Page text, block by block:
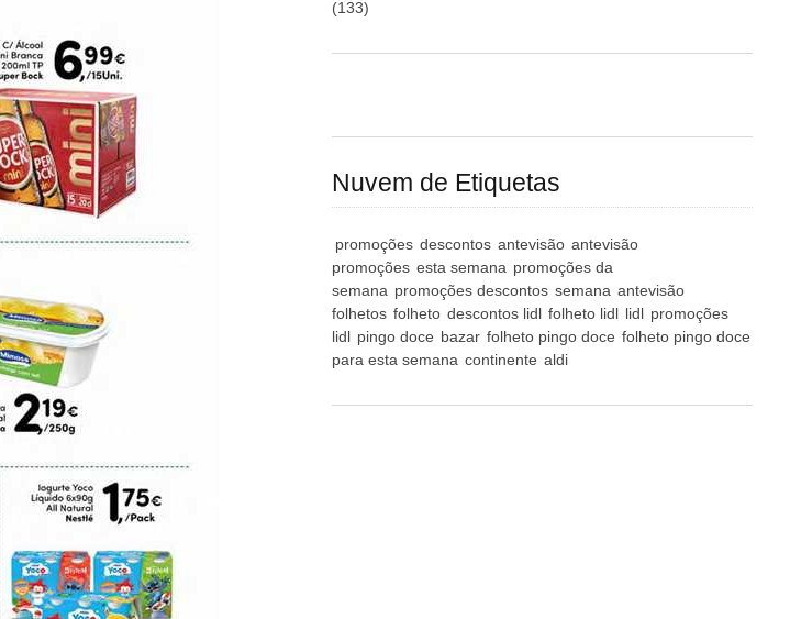
(133)
Nuvem de Etiquetas
promoções descontos antevisão antevisão
promoções esta semana promoções da
semana promoções descontos semana antevisão
folhetos folheto descontos lidl folheto lidl lidl promoções
lidl pingo doce bazar folheto pingo doce folheto pingo doce
para esta semana continente aldi